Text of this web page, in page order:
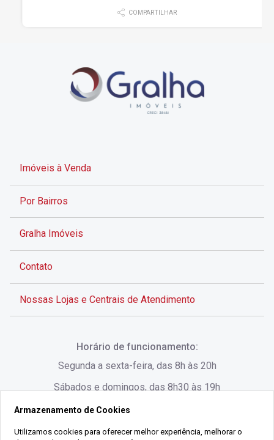
COMPARTILHAR
Imóveis à Venda
Por Bairros
Gralha Imóveis
Contato
Nossas Lojas e Centrais de Atendimento
SC
Horário de funcionamento:
Segunda a sexta-feira, das 8h às 20h
Sábados e domingos, das 8h30 às 19h
Armazenamento de Cookies
Utilizamos cookies para oferecer melhor experiência, melhorar o